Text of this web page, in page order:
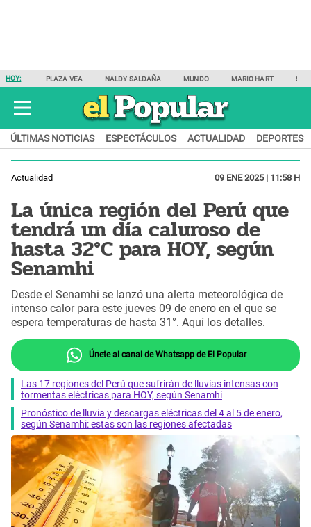
HOY: PLAZA VEA NALDY SALDAÑA MUNDO MARIO HART
ÚLTIMAS NOTICIAS ESPECTÁCULOS ACTUALIDAD DEPORTES
Actualidad 09 ENE 2025 | 11:58 H
La única región del Perú que
tendrá un día caluroso de
hasta 32°C para HOY, según
Senamhi
Desde el Senamhi se lanzó una alerta meteorológica de
intenso calor para este jueves 09 de enero en el que se
espera temperaturas de hasta 31°. Aquí los detalles.
Únete al canal de Whatsapp de El Popular
Las 17 regiones del Perú que sufrirán de lluvias intensas con
tormentas eléctricas para HOY, según Senamhi
Pronóstico de lluvia y descargas eléctricas del 4 al 5 de enero,
según Senamhi: estas son las regiones afectadas